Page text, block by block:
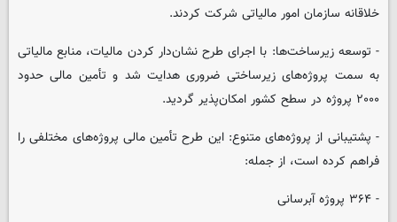
خلاقانه سازمان امور مالیاتی شرکت کردند.
- توسعه زیرساخت‌ها: با اجرای طرح نشان‌دار کردن مالیات، منابع مالیاتی
به سمت پروژه‌های زیرساختی ضروری هدایت شد و تأمین مالی حدود
۲۰۰۰ پروژه در سطح کشور امکان‌پذیر گردید.
- پشتیبانی از پروژه‌های متنوع: این طرح تأمین مالی پروژه‌های مختلفی را
فراهم کرده است، از جمله:
- ۳۶۴ پروژه آبرسانی